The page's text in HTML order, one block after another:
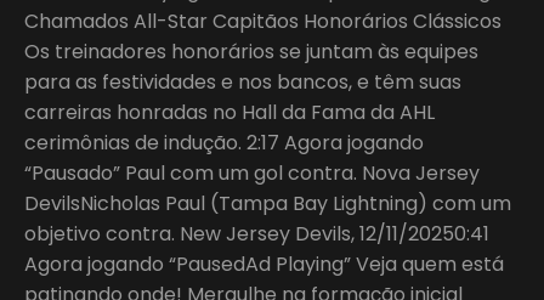
Chamados All-Star Capitãos Honorários Clássicos
Os treinadores honorários se juntam às equipes
para as festividades e nos bancos, e têm suas
carreiras honradas no Hall da Fama da AHL
cerimônias de indução. 2:17 Agora jogando
“Pausado” Paul com um gol contra. Nova Jersey
DevilsNicholas Paul (Tampa Bay Lightning) com um
objetivo contra. New Jersey Devils, 12/11/20250:41
Agora jogando “PausedAd Playing” Veja quem está